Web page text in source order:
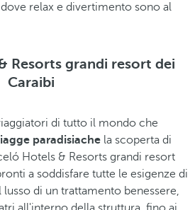
dove relax e divertimento sono al
Resorts grandi resort dei
Caraibi
di tutto il mondo che
paradisiache la scoperta di
Hotels & Resorts grandi resort
a soddisfare tutte le esigenze di
lusso di un trattamento benessere,